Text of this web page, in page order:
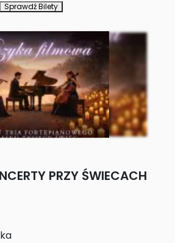
Sprawdź Bilety
PRZY ŚWIECACH